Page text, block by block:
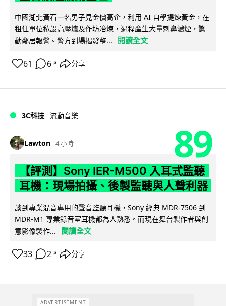
中國湖北黃石一名男子見金價高企，利用 AI 自學提煉黃金，在
租住單位私設高壓爐及作坊冶煉，過程產生大量刺鼻濃煙，驚
動鄰居報警。警方到場揭發整...
閱讀全文
61 6 ↗ 分享
3C科技 流動音樂
Lawton 4 小時 89
【評測】Sony IER-M500 入耳式監聽
耳機：現場拍攝、後製監聽與人聲利器
談到專業混音專用的聲音監聽耳機，Sony 經典 MDR-7506 到
MDR-M1 專業錄音室耳機都為人熟悉。而現在舞台製作者與創
意影像製作...
閱讀全文
33 2 ↗ 分享
ADVERTISEMENT